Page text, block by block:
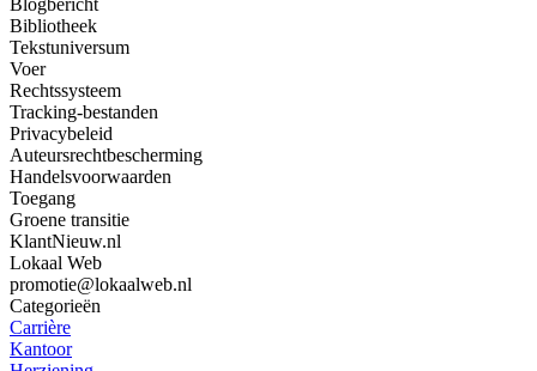
Blogbericht
Bibliotheek
Tekstuniversum
Voer
Rechtssysteem
Tracking-bestanden
Privacybeleid
Auteursrechtbescherming
Handelsvoorwaarden
Toegang
Groene transitie
KlantNieuw.nl
Lokaal Web
promotie@lokaalweb.nl
Categorieën
Carrière
Kantoor